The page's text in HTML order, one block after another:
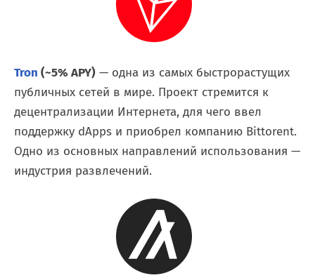
Tron (~5% APY) — одна из самых быстрорастущих
публичных сетей в мире. Проект стремится к
децентрализации Интернета, для чего ввел
поддержку dApps и приобрел компанию Bittorent.
Одно из основных направлений использования —
индустрия развлечений.